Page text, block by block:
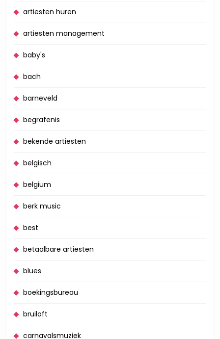
artiesten huren
artiesten management
baby's
bach
barneveld
begrafenis
bekende artiesten
belgisch
belgium
berk music
best
betaalbare artiesten
blues
boekingsbureau
bruiloft
carnavalsmuziek